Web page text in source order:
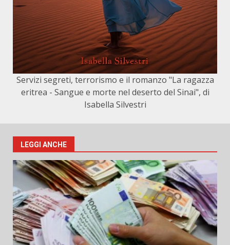
Servizi segreti, terrorismo e il romanzo "La ragazza
eritrea - Sangue e morte nel deserto del Sinai", di
Isabella Silvestri
LEGGI ANCHE